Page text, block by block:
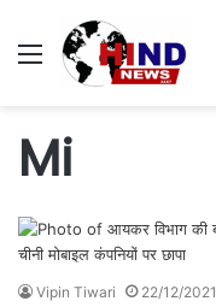
Menu
Mi
Vipin Tiwari 22/12/2021